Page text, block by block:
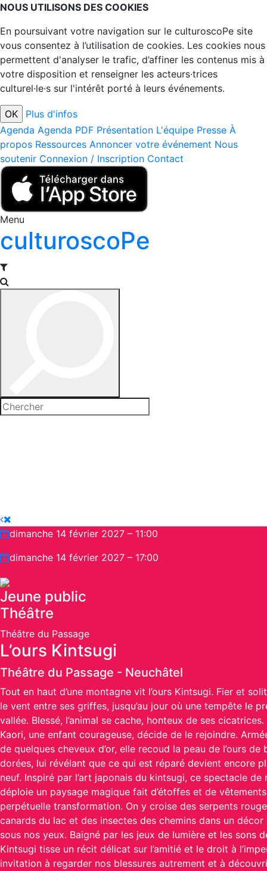
NOUS UTILISONS DES COOKIES
En poursuivant votre navigation sur le culturoscoPe site
vous consentez à l’utilisation de cookies. Les cookies nous
permettent d'analyser le trafic, d’affiner les contenus mis à
votre disposition et renseigner les acteurs·trices
culturel·le·s sur l'intérêt porté à leurs événements.
Plus d'infos
Agenda Agenda PDF Présentation L'équipe Presse À
propos Ressources Annoncer votre événement Nous
soutenir Connexion / Inscription Contact
Menu
culturoscoPe
dimanche 14 février 2027 – 11:00
dimanche 14 février 2027 – 17:00
Jeune public
Théâtre
Théâtre du Passage
L’ours Kintsugi
Théâtre du Passage - Neuchâtel
Tout en haut d’une montagne vit l’ours Kintsugi. Fier et
le vent entre ses griffes, jusqu’au jour où une tempête le
vallée. Blessé, l’animal se cache, honteux de ses cicatrices.
Kaori, une enfant courageuse, décide de le rejoindre.
de quelques cheveux d’or, elle recoud la peau de l’ours
dorées, lui révélant que ce qui est réparé devient encore
neuf. Inspiré par l’art japonais du kintsugi, ce spectacle de
déploie un paysage magique fait d’étoffes et de
perpétuelle transformation. On y croise des serpents
canards du lac et des insectes des chemins dans un
sous nos yeux. Baigné par les jeux de lumière et les sons
Kintsugi tisse un récit délicat sur l’amitié et le droit à
invitation à regarder nos blessures autrement et à